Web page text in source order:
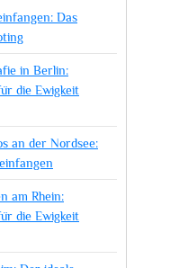
Das
in Berlin:
die Ewigkeit
an der Nordsee:
am Rhein:
die Ewigkeit